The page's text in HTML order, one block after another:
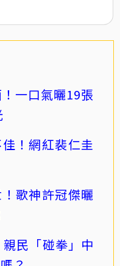
一口氣曬19張
！網紅裴仁圭
歌神許冠傑曬
民「碰拳」中